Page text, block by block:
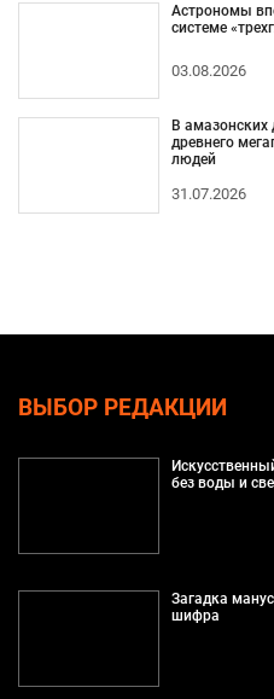
Астрономы
системе
03.08.2026
В амазонских
древнего
людей
31.07.2026
ВЫБОР РЕДАКЦИИ
без воды и
Загадка
шифра